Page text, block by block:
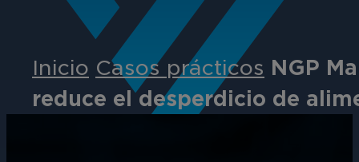
Inicio Casos prácticos NGP
reduce el desperdicio de